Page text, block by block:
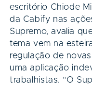
escritório Chiode
da Cabify nas
Supremo, avalia
tema vem na
regulação de
uma aplicação
trabalhistas. “O